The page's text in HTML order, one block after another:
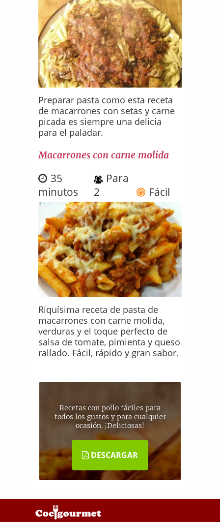
Preparar pasta como esta receta
de macarrones con setas y carne
picada es siempre una delicia
para el paladar.
Macarrones con carne molida
35
minutos
Para
2
Fácil
Riquísima receta de pasta de
macarrones con carne molida,
verduras y el toque perfecto de
salsa de tomate, pimienta y queso
rallado. Fácil, rápido y gran sabor.
Recetas con pollo fáciles para
todos los gustos y para cualquier
ocasión. ¡Deliciosas!
DESCARGAR